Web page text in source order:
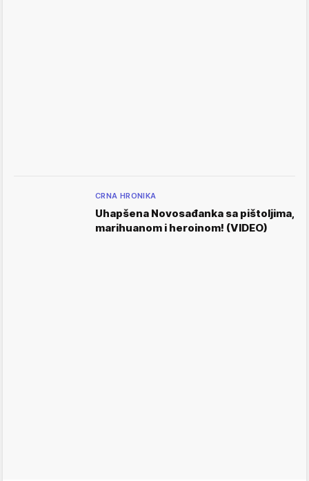
CRNA HRONIKA
Uhapšena Novosađanka sa pištoljima,
marihuanom i heroinom! (VIDEO)